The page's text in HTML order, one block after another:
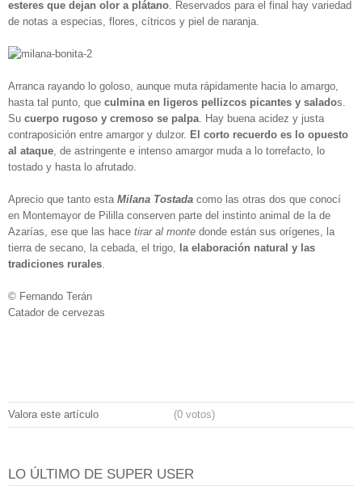
esteres que dejan olor a plátano . Reservados para el final hay variedad
de notas a especias, flores, cítricos y piel de naranja.
Arranca rayando lo goloso, aunque muta rápidamente hacia lo amargo,
hasta tal punto, que culmina en ligeros pellizcos picantes y salados.
Su cuerpo rugoso y cremoso se palpa. Hay buena acidez y justa
contraposición entre amargor y dulzor. El corto recuerdo es lo opuesto
al ataque, de astringente e intenso amargor muda a lo torrefacto, lo
tostado y hasta lo afrutado.
Aprecio que tanto esta Milana Tostada como las otras dos que conocí
en Montemayor de Pililla conserven parte del instinto animal de la de
Azarías, ese que las hace tirar al monte donde están sus orígenes, la
tierra de secano, la cebada, el trigo, la elaboración natural y las
tradiciones rurales.
© Fernando Terán
Catador de cervezas
Valora este artículo (0 votos)
LO ÚLTIMO DE SUPER USER